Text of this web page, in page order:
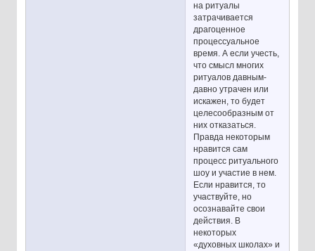
на ритуалы
затрачивается
драгоценное
процессуальное
время. А если учесть,
что смысл многих
ритуалов давным-
давно утрачен или
искажен, то будет
целесообразным от
них отказаться.
Правда некоторым
нравится сам
процесс ритуального
шоу и участие в нем.
Если нравится, то
участвуйте, но
осознавайте свои
действия. В
некоторых
«духовных школах» и